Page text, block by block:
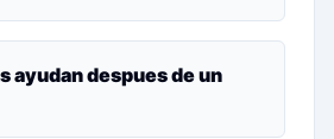
ayudan despues de un